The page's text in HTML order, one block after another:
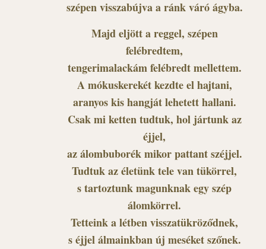
szépen visszabújva a ránk váró ágyba.
Majd eljött a reggel, szépen
felébredtem,
tengerimalackám felébredt mellettem.
A mókuskerekét kezdte el hajtani,
aranyos kis hangját lehetett hallani.
Csak mi ketten tudtuk, hol jártunk az
éjjel,
az álombuborék mikor pattant széjjel.
Tudtuk az életünk tele van tükörrel,
s tartoztunk magunknak egy szép
álomkörrel.
Tetteink a létben visszatükröződnek,
s éjjel álmainkban új meséket szőnek.